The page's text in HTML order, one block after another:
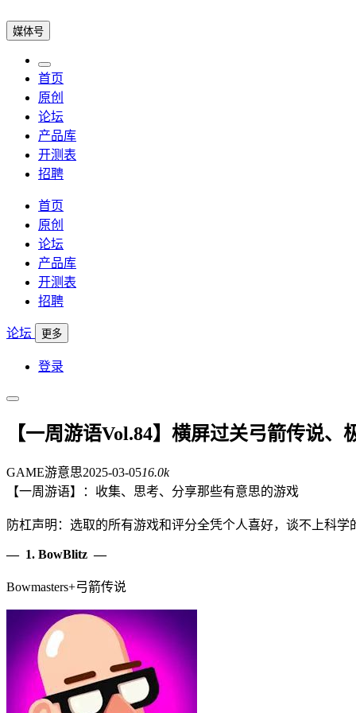
媒体号
首页
原创
论坛
产品库
开测表
招聘
首页
原创
论坛
产品库
开测表
招聘
论坛 更多
登录
【一周游语Vol.84】横屏过关弓箭传说
GAME游意思2025-03-0516.0k
【一周游语】：收集、思考、分享那些有意思的游戏
防杠声明：选取的所有游戏和评分全凭个人喜好，谈不上科学
— 1. BowBlitz —
Bowmasters+弓箭传说